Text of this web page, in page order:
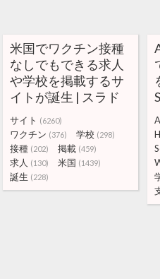
米国でワクチン接種
なしでもできる求人
や学校を掲載するサ
イトが誕生 | スラド
サイト (6260)
ワクチン (376) 学校 (298)
接種 (202) 掲載 (459)
求人 (130) 米国 (1439)
誕生 (228)